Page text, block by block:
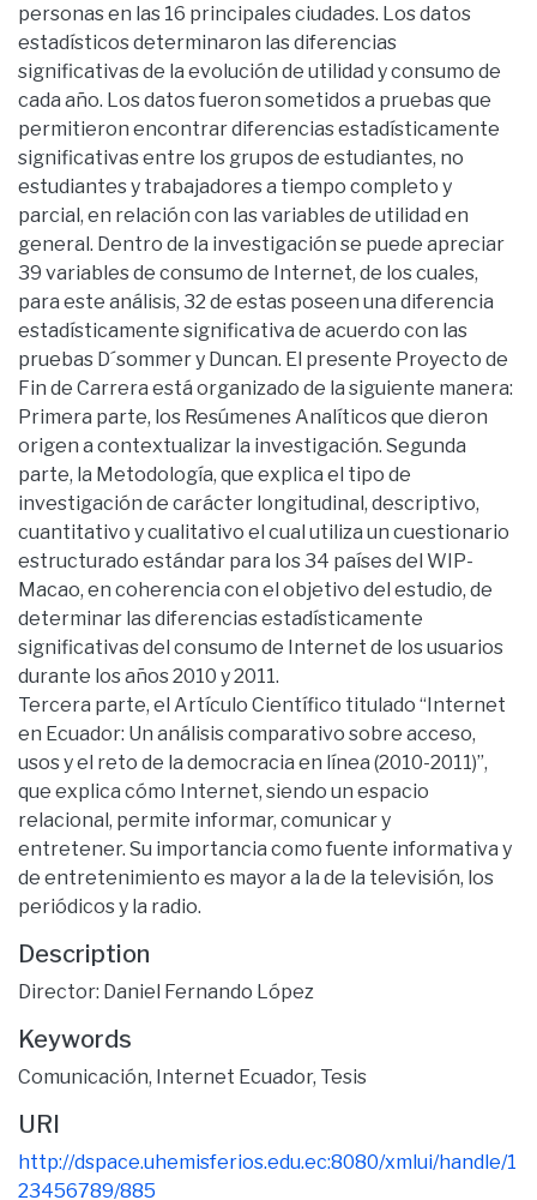
personas en las 16 principales ciudades. Los datos
estadísticos determinaron las diferencias
significativas de la evolución de utilidad y consumo de
cada año. Los datos fueron sometidos a pruebas que
permitieron encontrar diferencias estadísticamente
significativas entre los grupos de estudiantes, no
estudiantes y trabajadores a tiempo completo y
parcial, en relación con las variables de utilidad en
general. Dentro de la investigación se puede apreciar
39 variables de consumo de Internet, de los cuales,
para este análisis, 32 de estas poseen una diferencia
estadísticamente significativa de acuerdo con las
pruebas D´sommer y Duncan. El presente Proyecto de
Fin de Carrera está organizado de la siguiente manera:
Primera parte, los Resúmenes Analíticos que dieron
origen a contextualizar la investigación. Segunda
parte, la Metodología, que explica el tipo de
investigación de carácter longitudinal, descriptivo,
cuantitativo y cualitativo el cual utiliza un cuestionario
estructurado estándar para los 34 países del WIP-
Macao, en coherencia con el objetivo del estudio, de
determinar las diferencias estadísticamente
significativas del consumo de Internet de los usuarios
durante los años 2010 y 2011.
Tercera parte, el Artículo Científico titulado “Internet
en Ecuador: Un análisis comparativo sobre acceso,
usos y el reto de la democracia en línea (2010-2011)”,
que explica cómo Internet, siendo un espacio
relacional, permite informar, comunicar y
entretener. Su importancia como fuente informativa y
de entretenimiento es mayor a la de la televisión, los
periódicos y la radio.
Description
Director: Daniel Fernando López
Keywords
Comunicación, Internet Ecuador, Tesis
URI
http://dspace.uhemisferios.edu.ec:8080/xmlui/handle/1
23456789/885